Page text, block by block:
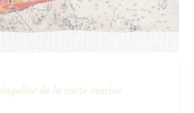
de la carte marine